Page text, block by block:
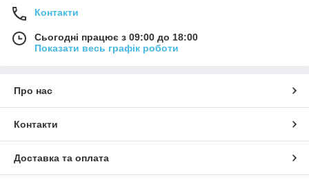
Контакти
Сьогодні працює з 09:00 до 18:00
Показати весь графік роботи
Про нас
Контакти
Доставка та оплата